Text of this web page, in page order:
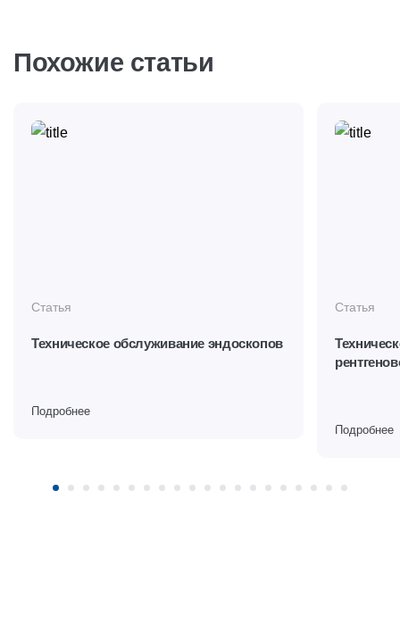
Похожие статьи
Статья
Техническое обслуживание эндоскопов
Подробнее
Статья
Подробнее